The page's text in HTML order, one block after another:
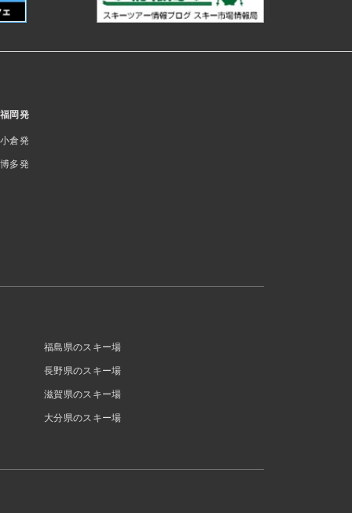
福岡発
小倉発
博多発
福島県のスキー場
長野県のスキー場
滋賀県のスキー場
大分県のスキー場